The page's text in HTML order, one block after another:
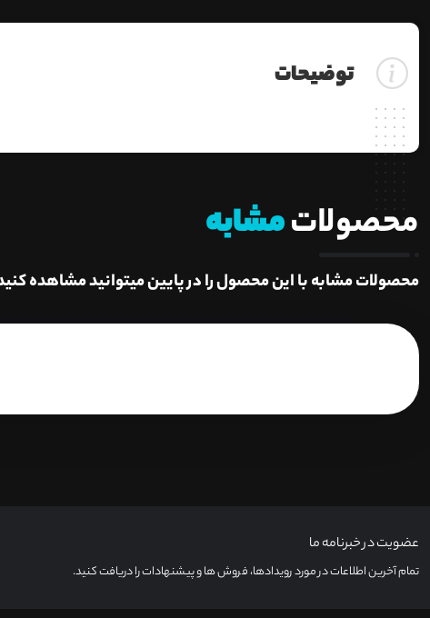
توضیحات
محصولاتمشابه
محصولات مشابه با این محصول را در پایین میتوانید مشاهده
عضویت در خبرنامه ما
تمام آخرین اطلاعات در مورد رویدادها، فروش ها و پیشنهادات را دریافت کنید.